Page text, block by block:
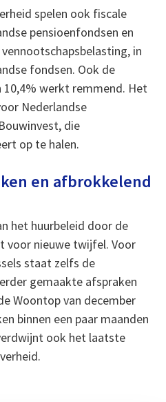
spelen ook fiscale
pensioenfondsen en
in
fondsen. Ook de
werkt remmend. Het
Nederlandse
die
op te halen.
en afbrokkelend
het huurbeleid door de
voor nieuwe twijfel. Voor
staat zelfs de
gemaakte afspraken
Woontop van december
binnen een paar maanden
ook het laatste